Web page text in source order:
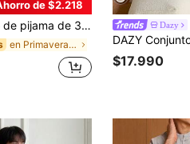
de $2.218
corta y peso ligero, con pantalón y parte superior estampada, ropa de casa de verano
en Primavera/Verano/Otoño Conjuntos de ropa de est
Dazy
$17.990